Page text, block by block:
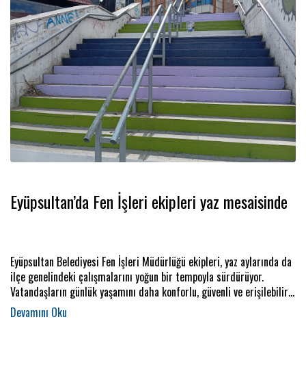
Eyüpsultan’da Fen İşleri ekipleri yaz mesaisinde
Eyüpsultan Belediyesi Fen İşleri Müdürlüğü ekipleri, yaz aylarında da
ilçe genelindeki çalışmalarını yoğun bir tempoyla sürdürüyor.
Vatandaşların günlük yaşamını daha konforlu, güvenli ve erişilebilir
hale getirmek amacıyla sahada aktif olarak görev yapan ekipler,
ilçenin farklı noktalarında ihtiyaçlara hızlı ve etkin şekilde